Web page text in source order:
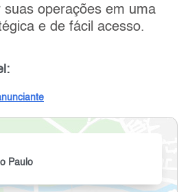
suas operações em uma
e de fácil acesso.
Paulo